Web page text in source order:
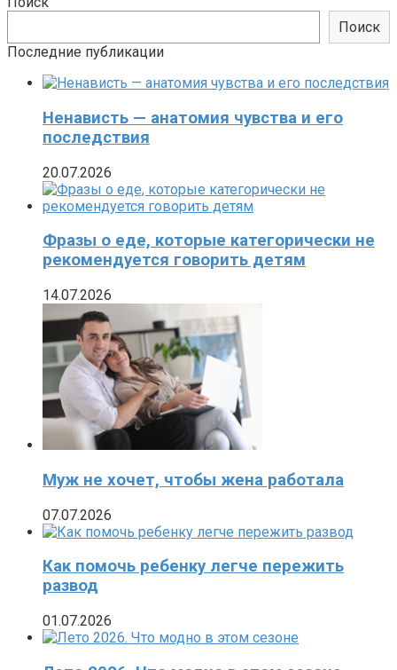
Поиск
Последние публикации
Ненависть — анатомия чувства и его
последствия
20.07.2026
Фразы о еде, которые категорически не
рекомендуется говорить детям
14.07.2026
Муж не хочет, чтобы жена работала
07.07.2026
Как помочь ребенку легче пережить
развод
01.07.2026